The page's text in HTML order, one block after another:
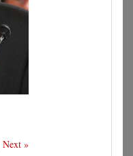
Next »